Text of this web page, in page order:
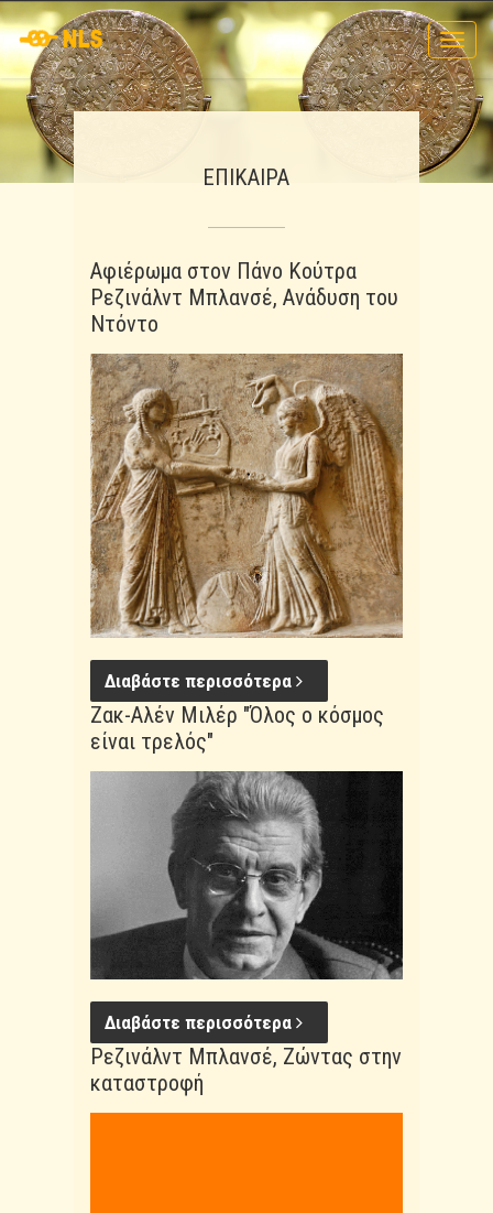
ΕΠΙΚΑΙΡΑ
Αφιέρωμα στον Πάνο Κούτρα
Ρεζινάλντ Μπλανσέ, Ανάδυση του
Ντόντο
Διαβάστε περισσότερα
Ζακ-Αλέν Μιλέρ "Όλος ο κόσμος
είναι τρελός"
Διαβάστε περισσότερα
Ρεζινάλντ Μπλανσέ, Ζώντας στην
καταστροφή